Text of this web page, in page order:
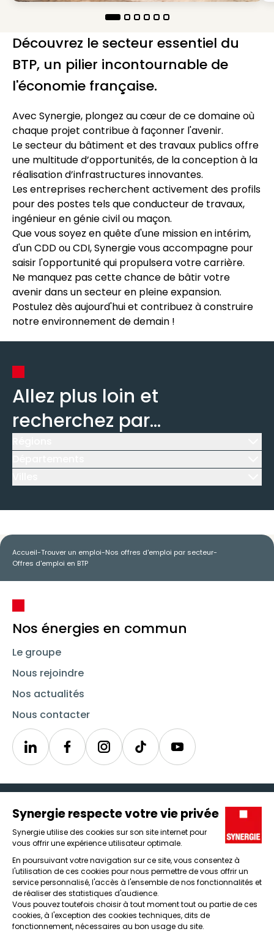
Découvrez le secteur essentiel du
BTP, un pilier incontournable de
l'économie française.
Avec Synergie, plongez au cœur de ce domaine où
chaque projet contribue à façonner l'avenir.
Le secteur du bâtiment et des travaux publics offre
une multitude d’opportunités, de la conception à la
réalisation d’infrastructures innovantes.
Les entreprises recherchent activement des profils
pour des postes tels que conducteur de travaux,
ingénieur en génie civil ou maçon.
Que vous soyez en quête d'une mission en intérim,
d'un CDD ou CDI, Synergie vous accompagne pour
saisir l'opportunité qui propulsera votre carrière.
Ne manquez pas cette chance de bâtir votre
avenir dans un secteur en pleine expansion.
Postulez dès aujourd'hui et contribuez à construire
notre environnement de demain !
Allez plus loin et
recherchez par...
Accueil-Trouver un emploi-Nos offres d'emploi par secteur-
Offres d'emploi en BTP
Nos énergies en commun
Le groupe
Nous rejoindre
Nos actualités
Nous contacter
LinkedinSynergieInstagramTikTok Youtube
Icône d'illustration
Candidats
Entreprises
Icône d'illustration
Nos agences
Icône d'illustration
Conditions générales d'utilisation et mentions légales
Protection des données
Lanceur d'alertes